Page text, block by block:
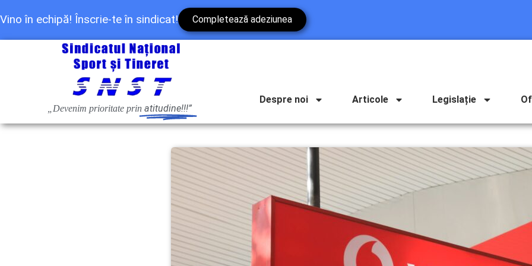
Vino în echipă! Înscrie-te în sindicat! Completează adeziunea
„Devenim prioritate prinatitudine!!!”
Despre noi Articole Legislație